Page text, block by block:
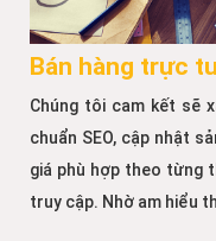
Bán hàng trực
Chúng tôi cam kết sẽ
chuẩn SEO, cập nhật
giá phù hợp theo từng
truy cập. Nhờ am hiểu